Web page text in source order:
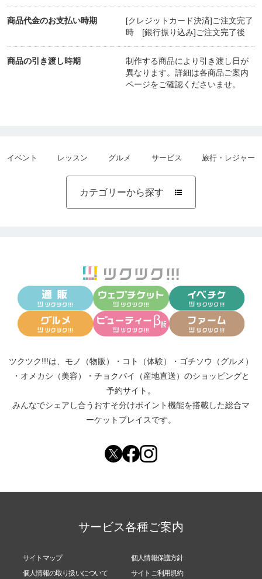
仏教というと、禁欲的なイメージもある方もいるか
もしれませんが、曼荼羅の世界観は、仏教の最終形
態だと言われる密教的な世界を表したもので、密教
ですので、恋愛や金運なども占うことも可能です
商品代金のお支払い時期
[クレジットカード決済]ご注文完了
時 [銀行振り込み]ご注文完了後
商品の引き渡し時期
制作する商品により引き渡し日が
異なります。詳細は各商品ご案内
ページをご確認くださいませ。
イベント レッスン グルメ サービス 旅行・レジャー
カテゴリーから探す 
ツクツク!!!は、 モノ（物販） ・ コト（体験） ・ ゴチソウ（グルメ）
・ オメカシ（美容） ・ チョクバイ（産地直送） のショッピングと
予約サイト。
みんなでシェアし合う おすそ分けポイント機能を搭載した総合マ
ーケットプレイスです。
サービス各種ご案内
サイトマップ
個人情報保護方針
個人情報の取り扱いについて
サイトご利用規約